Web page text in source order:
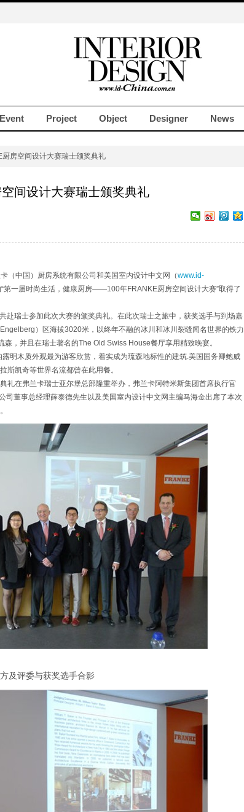
Event Project Object Designer News
房空间设计大赛瑞士颁奖典礼
间设计大赛瑞士颁奖典礼
中国）厨房系统有限公司和美国室内设计中文网（www.id-
一届时尚生活，健康厨房——100年FRANKE厨房空间设计大赛”取得了
士参加此次大赛的颁奖典礼。在此次瑞士之旅中，获奖选手与到场嘉
）区海拔3020米，以终年不融的冰川和冰川裂缝闻名世界的铁力
，并且在瑞士著名的The Old Swiss House餐厅享用精致晚宴。
明木质外观最为游客欣赏，着实成为琉森地标性的建筑.美国国务卿鲍威
斯凯奇等世界名流都曾在此用餐。
在弗兰卡瑞士亚尔堡总部隆重举办，弗兰卡阿特米斯集团首席执行官
董事总经理薛泰德先生以及美国室内设计中文网主编马海金出席了本次
及评委与获奖选手合影